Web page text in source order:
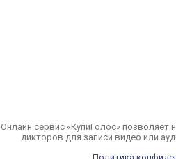
Онлайн сервис «КупиГолос» позволяет
дикторов для записи видео или